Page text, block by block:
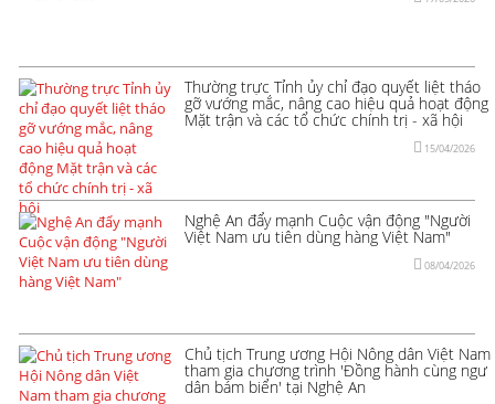
Thường trực Tỉnh ủy chỉ đạo quyết liệt tháo
gỡ vướng mắc, nâng cao hiệu quả hoạt động
Mặt trận và các tổ chức chính trị - xã hội
15/04/2026
Nghệ An đẩy mạnh Cuộc vận động "Người
Việt Nam ưu tiên dùng hàng Việt Nam"
08/04/2026
Chủ tịch Trung ương Hội Nông dân Việt Nam
tham gia chương trình 'Đồng hành cùng ngư
dân bám biển' tại Nghệ An